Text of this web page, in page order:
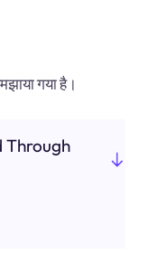
गया है।
Through